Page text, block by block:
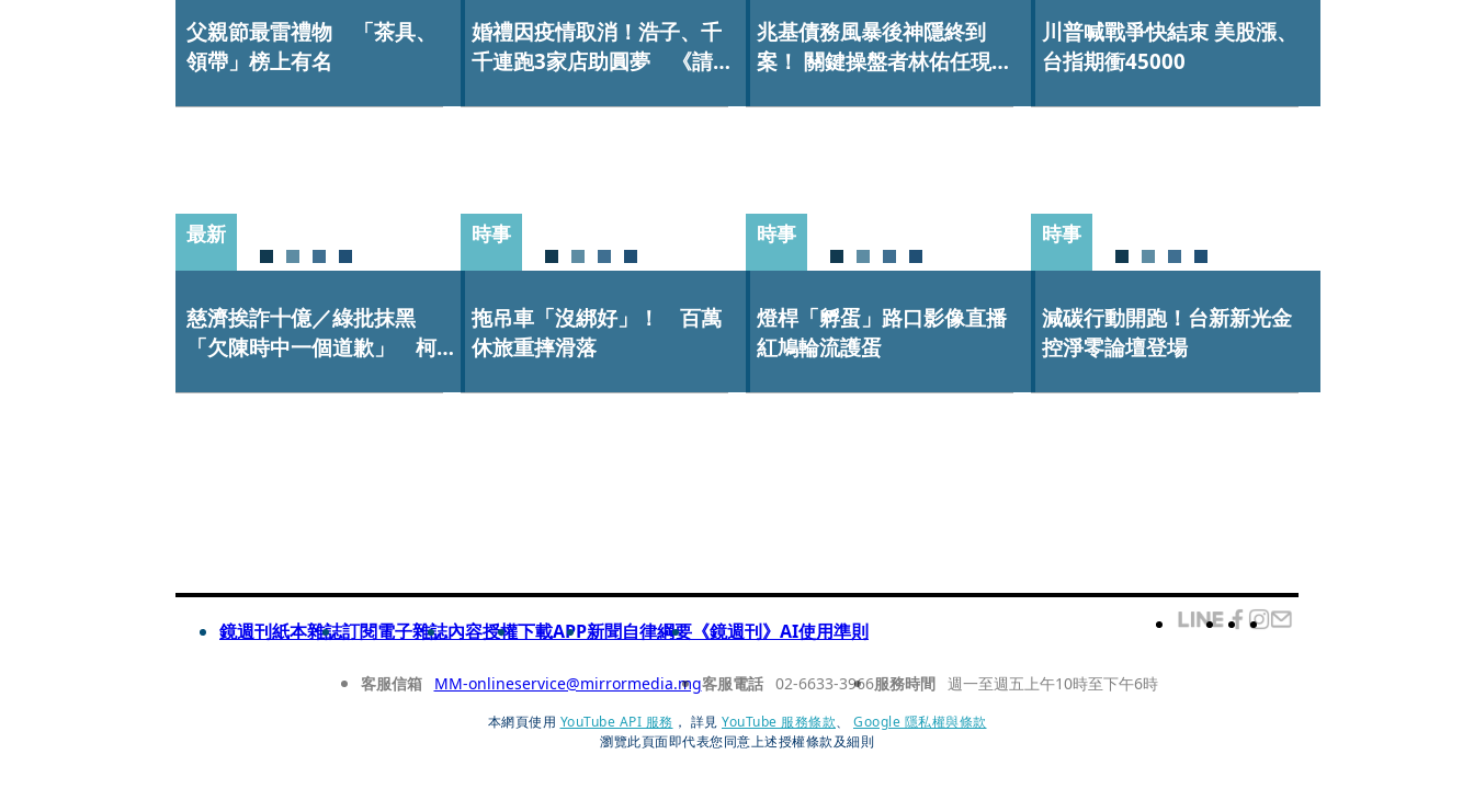
父親節最雷禮物 「茶具、
領帶」榜上有名
婚禮因疫情取消！浩子、千
千連跑3家店助圓夢 《請世
兆基債務風暴後神隱終到
案！ 關鍵操盤者林佑任現身
川普喊戰爭快結束 美股漲、
台指期衝45000
最新
慈濟挨詐十億／綠批抹黑
「欠陳時中一個道歉」 柯
時事
拖吊車「沒綁好」！ 百萬
休旅重摔滑落
時事
燈桿「孵蛋」路口影像直播
紅鳩輪流護蛋
時事
減碳行動開跑！台新新光金
控淨零論壇登場
鏡週刊紙本雜誌訂閱電子雜誌內容授權下載APP新聞自律綱要 《鏡週刊》AI使用準則
客服信箱 MM-onlineservice@mirrormedia.mg客服電話 02-6633-3966服務時間 週一至週五上午10時至下午6時
本網頁使用 YouTube API 服務 ， 詳見 YouTube 服務條款、
Google 隱私權與條款
瀏覽此頁面即代表您同意上述授權條款及細則